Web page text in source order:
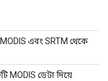
MODIS এবং SRTM থেকে
MODIS ডেটা দিয়ে